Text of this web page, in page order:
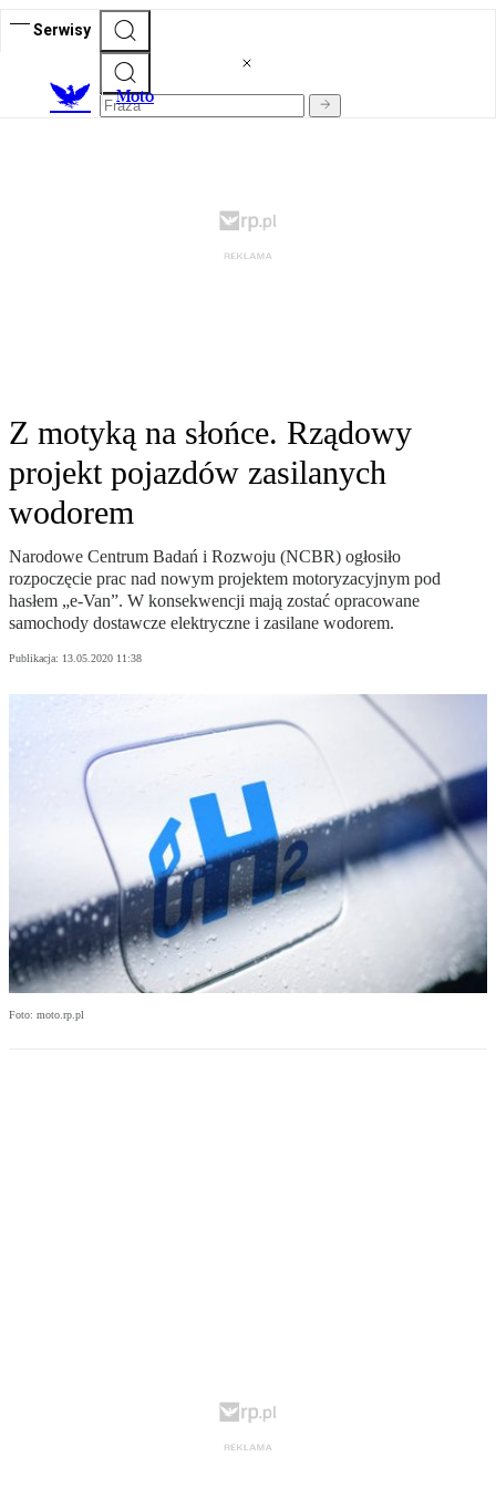
Serwisy
Moto
Z motyką na słońce. Rządowy
projekt pojazdów zasilanych
wodorem
Narodowe Centrum Badań i Rozwoju (NCBR) ogłosiło
rozpoczęcie prac nad nowym projektem motoryzacyjnym pod
hasłem „e-Van”. W konsekwencji mają zostać opracowane
samochody dostawcze elektryczne i zasilane wodorem.
Publikacja: 13.05.2020 11:38
Foto: moto.rp.pl